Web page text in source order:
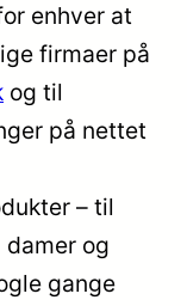
enhver at
firmaer på
og til
på nettet
– til
og
gange